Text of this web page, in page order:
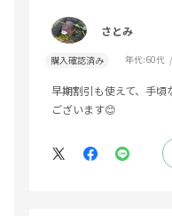
さとみ
購入確認済み 年代:60代
早期割引も使えて、手
ございます😊